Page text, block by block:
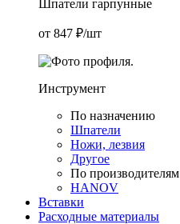
Шпатели гарпунные
от 847 ₽/шт
Инструмент
По назначению
Шпатели
Ножи, лезвия
Другое
По производителям
HANOV
Вставки
Расходные материалы